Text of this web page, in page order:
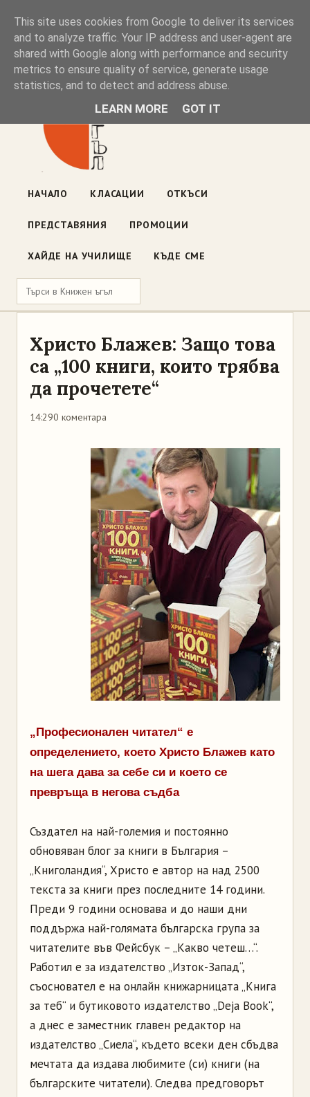
Книжен ъгъл
Блог на книжарницата — класации, откъси, нови книги
ул. „Оборище" 117, София· пон–пет 10:00–19:00 ·
НАЧАЛО КЛАСАЦИИ ОТКЪСИ
ПРЕДСТАВЯНИЯ ПРОМОЦИИ
ХАЙДЕ НА УЧИЛИЩЕ КЪДЕ СМЕ
Христо Блажев: Защо това
са „100 книги, които трябва
да прочетете“
14:290 коментара
„Професионален читател“ е
определението, което Христо Блажев като
на шега дава за себе си и което се
превръща в негова съдба
Създател на най-големия и постоянно
обновяван блог за книги в България –
„Книголандия“, Христо е автор на над 2500
текста за книги през последните 14 години.
Преди 9 години основава и до наши дни
поддържа най-голямата българска група за
читателите във Фейсбук – „Какво четеш…“.
Работил е за издателство „Изток-Запад“,
съосновател е на онлайн книжарницата „Книга
за теб“ и бутиковото издателство „Deja Book“,
a днес е заместник главен редактор на
издателство „Сиела“, където всеки ден сбъдва
мечтата да издава любимите (си) книги (на
българските читатели). Следва предговорът
This site uses cookies from Google to deliver its services
and to analyze traffic. Your IP address and user-agent are
shared with Google along with performance and security
metrics to ensure quality of service, generate usage
statistics, and to detect and address abuse.
LEARN MORE GOT IT